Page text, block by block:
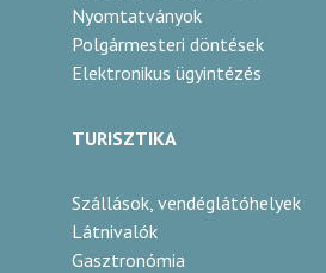
Nyomtatványok
Polgármesteri döntések
Elektronikus ügyintézés
TURISZTIKA
Szállások, vendéglátóhelyek
Látnivalók
Gasztronómia